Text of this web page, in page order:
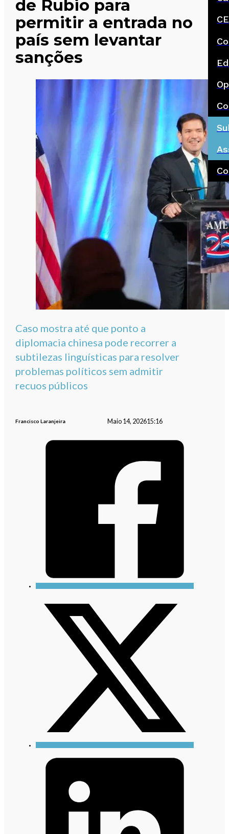
de Rubio para
permitir a entrada no
país sem levantar
sanções
Caso mostra até que ponto a
diplomacia chinesa pode recorrer a
subtilezas linguísticas para resolver
problemas políticos sem admitir
recuos públicos
Francisco Laranjeira Maio 14, 202615:16